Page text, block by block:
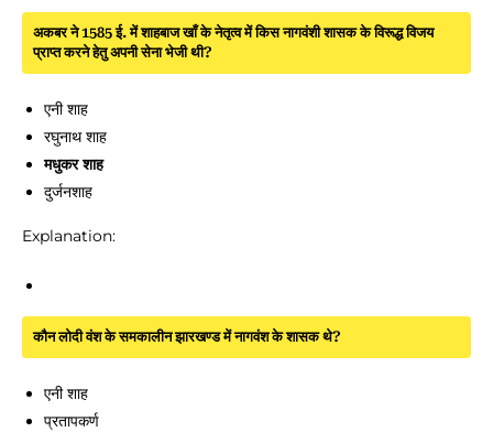
अकबर ने 1585 ई. में शाहबाज खाँ के नेतृत्व में किस नागवंशी शासक के विरूद्ध विजय
प्राप्त करने हेतु अपनी सेना भेजी थी?
एनी शाह
रघुनाथ शाह
मधुकर शाह
दुर्जनशाह
Explanation:
कौन लोदी वंश के समकालीन झारखण्ड में नागवंश के शासक थे?
एनी शाह
प्रतापकर्ण